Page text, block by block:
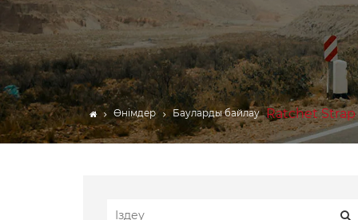
Көтергіштер
ЖҮК БАРЛАР
Веблинг
Көтергіш механизмнің
құрамдас бөліктері
Өнімдер Бауларды байлау Ratchet Strap